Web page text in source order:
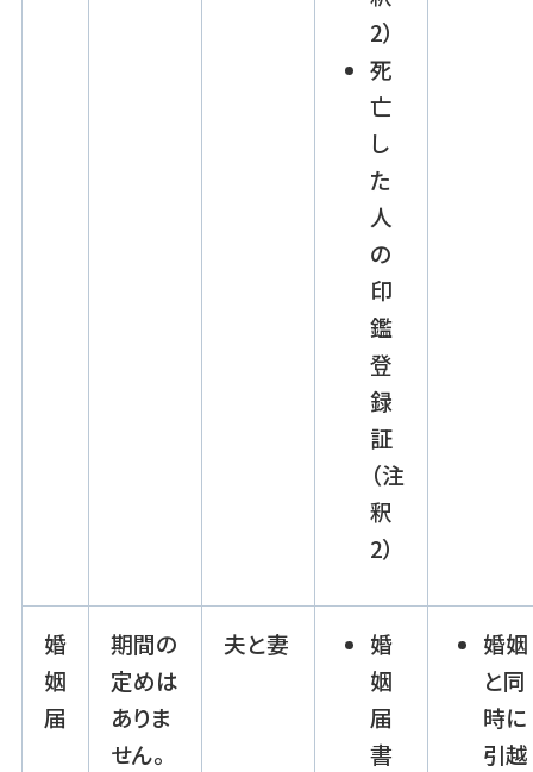
2）
死
亡
し
た
人
の
印
鑑
登
録
証
（注
釈
2）
婚
姻
届
期間の
定めは
ありま
せん。
夫と妻
婚
姻
届
書
婚姻
と同
時に
引越